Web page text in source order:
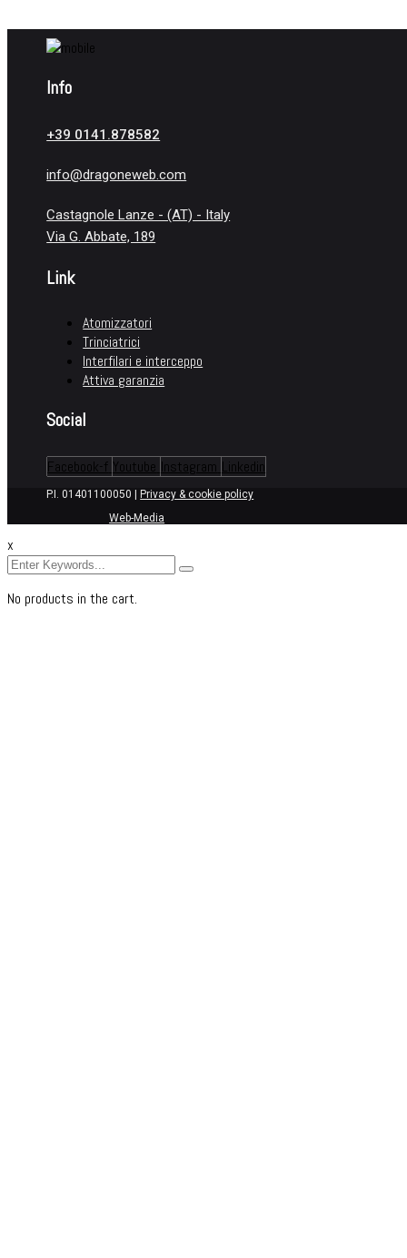
Info
+39 0141.878582
info@dragoneweb.com
Castagnole Lanze - (AT) - Italy
Via G. Abbate, 189
Link
Atomizzatori
Trinciatrici
Interfilari e interceppo
Attiva garanzia
Social
Facebook-f Youtube Instagram Linkedin
P.I. 01401100050 |
Privacy & cookie policy
Web-Media
x
No products in the cart.